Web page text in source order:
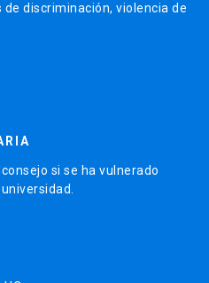
discriminación, violencia de
si se ha vulnerado